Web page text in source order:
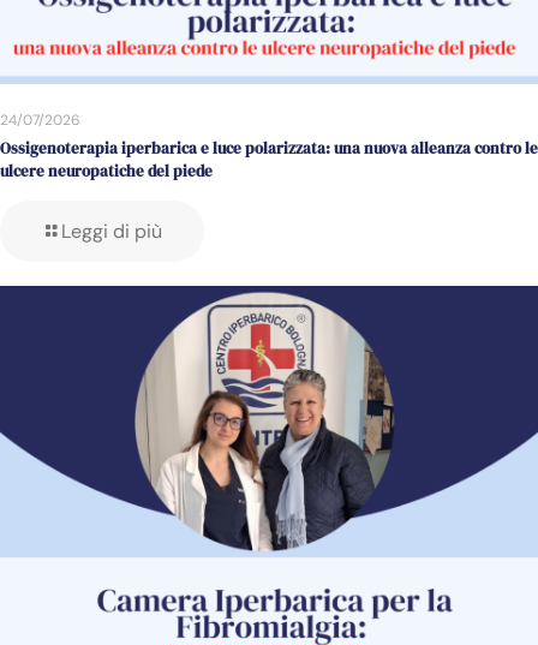
24/07/2026
Ossigenoterapia iperbarica e luce polarizzata: una nuova alleanza contro le
ulcere neuropatiche del piede
Leggi di più